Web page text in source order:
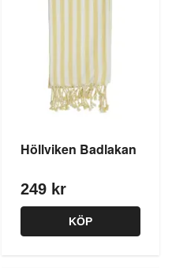
Höllviken Badlakan
249 kr
KÖP